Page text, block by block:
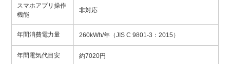
スマホアプリ操作
機能
非対応
年間消費電力量 260kWh/年（JIS C 9801-3：2015）
年間電気代目安 約7020円